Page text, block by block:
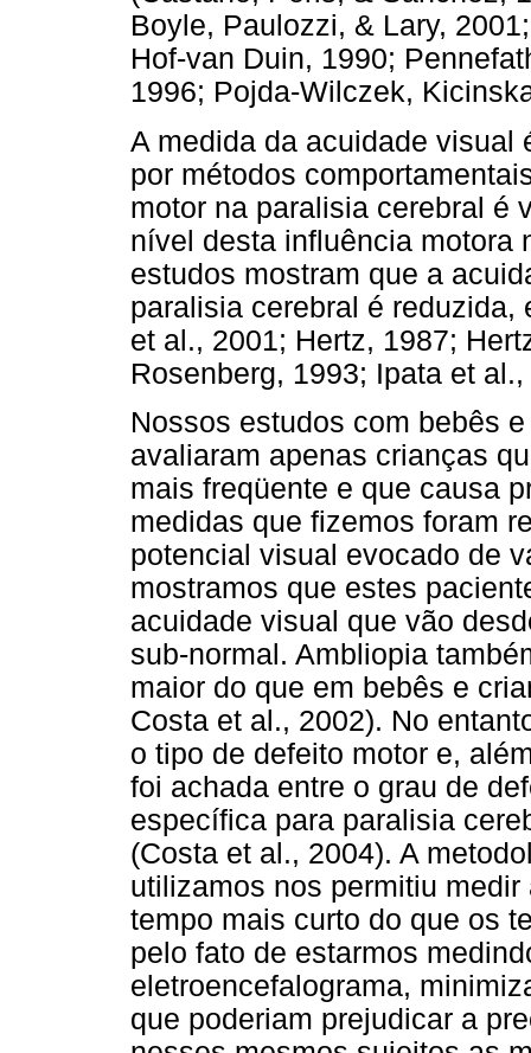
Boyle, Paulozzi, & Lary,
Hof-van Duin, 1990;
1996; Pojda-Wilczek,
A medida da acuidade visual
por métodos
motor na paralisia cerebral é
nível desta influência motora
estudos mostram que a
paralisia cerebral é reduzida,
et al., 2001; Hertz, 1987;
Rosenberg, 1993; Ipata et
Nossos estudos com bebês
avaliaram apenas crianças
mais freqüente e que causa
medidas que fizemos foram
potencial visual evocado de
mostramos que estes
acuidade visual que vão
sub-normal. Ambliopia
maior do que em bebês e
Costa et al., 2002). No
o tipo de defeito motor e,
foi achada entre o grau de
específica para paralisia
(Costa et al., 2004). A
utilizamos nos permitiu
tempo mais curto do que os
pelo fato de estarmos
eletroencefalograma,
que poderiam prejudicar a